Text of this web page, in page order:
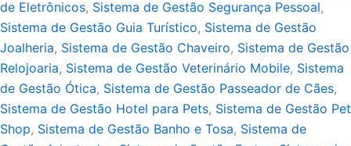
de Eletrônicos, Sistema de Gestão Segurança Pessoal,
Sistema de Gestão Guia Turístico, Sistema de Gestão
Joalheria, Sistema de Gestão Chaveiro, Sistema de Gestão
Relojoaria, Sistema de Gestão Veterinário Mobile, Sistema
de Gestão Ótica, Sistema de Gestão Passeador de Cães,
Sistema de Gestão Hotel para Pets, Sistema de Gestão Pet
Shop, Sistema de Gestão Banho e Tosa, Sistema de